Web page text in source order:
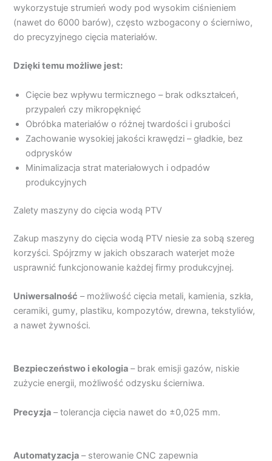
wykorzystuje strumień wody pod wysokim ciśnieniem
(nawet do 6000 barów), często wzbogacony o ścierniwo,
do precyzyjnego cięcia materiałów.
Dzięki temu możliwe jest:
Cięcie bez wpływu termicznego – brak odkształceń,
przypaleń czy mikropęknięć
Obróbka materiałów o różnej twardości i grubości
Zachowanie wysokiej jakości krawędzi – gładkie, bez
odprysków
Minimalizacja strat materiałowych i odpadów
produkcyjnych
Zalety maszyny do cięcia wodą PTV
Zakup maszyny do cięcia wodą PTV niesie za sobą szereg
korzyści. Spójrzmy w jakich obszarach waterjet może
usprawnić funkcjonowanie każdej firmy produkcyjnej.
Uniwersalność – możliwość cięcia metali, kamienia, szkła,
ceramiki, gumy, plastiku, kompozytów, drewna, tekstyliów,
a nawet żywności.
Bezpieczeństwo i ekologia – brak emisji gazów, niskie
zużycie energii, możliwość odzysku ścierniwa.
Precyzja – tolerancja cięcia nawet do ±0,025 mm.
Automatyzacja – sterowanie CNC zapewnia